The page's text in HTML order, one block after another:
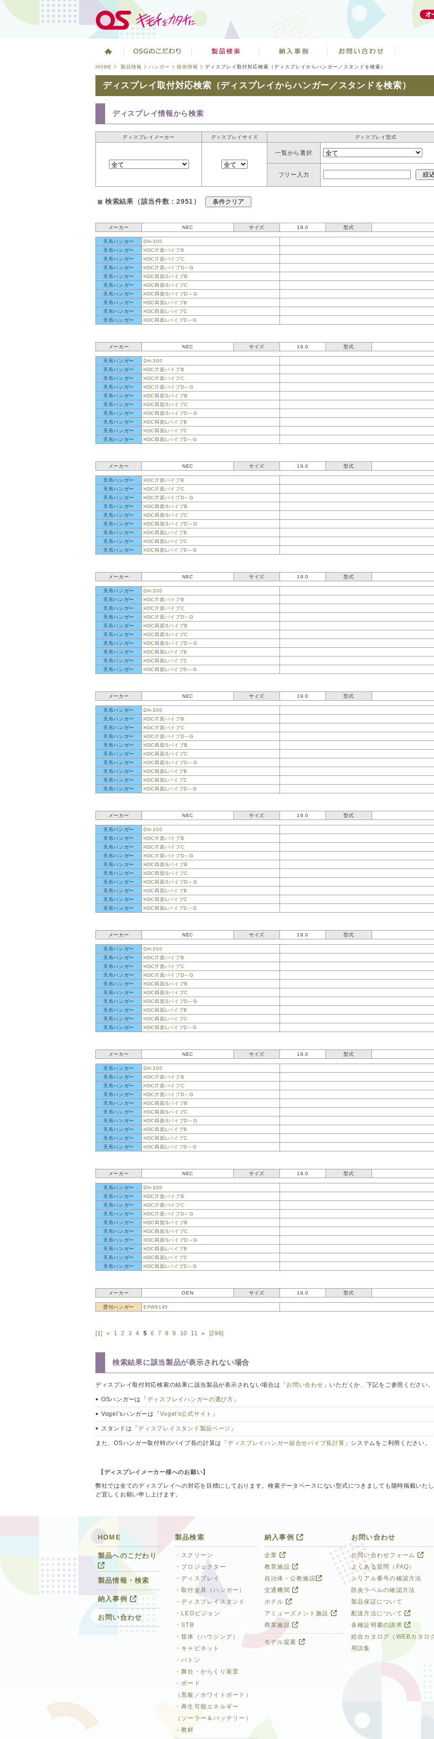
HOME 製品情報 ハンガー 技術情報 ディスプレイ取付対応検索（ディスプレイからハンガー／スタンドを検索）
ディスプレイ取付対応検索（ディスプレイからハンガー／スタンドを検索）
ディスプレイ情報から検索
ディスプレイメーカー ディスプレイサイズ ディスプレイ型式
一覧から選択
フリー入力
検索結果（該当件数：2951）
メーカー NEC サイズ 19.0 型式
天吊ハンガー
DH-300
天吊ハンガー
HDC片面パイプB
天吊ハンガー
HDC片面パイプC
天吊ハンガー
HDC片面パイプD～G
天吊ハンガー
HDC両面SパイプB
天吊ハンガー
HDC両面SパイプC
天吊ハンガー
HDC両面SパイプD～G
天吊ハンガー
HDC両面LパイプB
天吊ハンガー
HDC両面LパイプC
天吊ハンガー
HDC両面LパイプD～G
メーカー NEC サイズ 19.0 型式
天吊ハンガー
DH-300
天吊ハンガー
HDC片面パイプB
天吊ハンガー
HDC片面パイプC
天吊ハンガー
HDC片面パイプD～G
天吊ハンガー
HDC両面SパイプB
天吊ハンガー
HDC両面SパイプC
天吊ハンガー
HDC両面SパイプD～G
天吊ハンガー
HDC両面LパイプB
天吊ハンガー
HDC両面LパイプC
天吊ハンガー
HDC両面LパイプD～G
メーカー NEC サイズ 19.0 型式
天吊ハンガー
HDC片面パイプB
天吊ハンガー
HDC片面パイプC
天吊ハンガー
HDC片面パイプD～G
天吊ハンガー
HDC両面SパイプB
天吊ハンガー
HDC両面SパイプC
天吊ハンガー
HDC両面SパイプD～G
天吊ハンガー
HDC両面LパイプB
天吊ハンガー
HDC両面LパイプC
天吊ハンガー
HDC両面LパイプD～G
メーカー NEC サイズ 19.0 型式
天吊ハンガー
DH-300
天吊ハンガー
HDC片面パイプB
天吊ハンガー
HDC片面パイプC
天吊ハンガー
HDC片面パイプD～G
天吊ハンガー
HDC両面SパイプB
天吊ハンガー
HDC両面SパイプC
天吊ハンガー
HDC両面SパイプD～G
天吊ハンガー
HDC両面LパイプB
天吊ハンガー
HDC両面LパイプC
天吊ハンガー
HDC両面LパイプD～G
メーカー NEC サイズ 19.0 型式
天吊ハンガー
DH-300
天吊ハンガー
HDC片面パイプB
天吊ハンガー
HDC片面パイプC
天吊ハンガー
HDC片面パイプD～G
天吊ハンガー
HDC両面SパイプB
天吊ハンガー
HDC両面SパイプC
天吊ハンガー
HDC両面SパイプD～G
天吊ハンガー
HDC両面LパイプB
天吊ハンガー
HDC両面LパイプC
天吊ハンガー
HDC両面LパイプD～G
メーカー NEC サイズ 19.0 型式
天吊ハンガー
DH-300
天吊ハンガー
HDC片面パイプB
天吊ハンガー
HDC片面パイプC
天吊ハンガー
HDC片面パイプD～G
天吊ハンガー
HDC両面SパイプB
天吊ハンガー
HDC両面SパイプC
天吊ハンガー
HDC両面SパイプD～G
天吊ハンガー
HDC両面LパイプB
天吊ハンガー
HDC両面LパイプC
天吊ハンガー
HDC両面LパイプD～G
メーカー NEC サイズ 19.0 型式
天吊ハンガー
DH-300
天吊ハンガー
HDC片面パイプB
天吊ハンガー
HDC片面パイプC
天吊ハンガー
HDC片面パイプD～G
天吊ハンガー
HDC両面SパイプB
天吊ハンガー
HDC両面SパイプC
天吊ハンガー
HDC両面SパイプD～G
天吊ハンガー
HDC両面LパイプB
天吊ハンガー
HDC両面LパイプC
天吊ハンガー
HDC両面LパイプD～G
メーカー NEC サイズ 19.0 型式
天吊ハンガー
DH-300
天吊ハンガー
HDC片面パイプB
天吊ハンガー
HDC片面パイプC
天吊ハンガー
HDC片面パイプD～G
天吊ハンガー
HDC両面SパイプB
天吊ハンガー
HDC両面SパイプC
天吊ハンガー
HDC両面SパイプD～G
天吊ハンガー
HDC両面LパイプB
天吊ハンガー
HDC両面LパイプC
天吊ハンガー
HDC両面LパイプD～G
メーカー NEC サイズ 19.0 型式
天吊ハンガー
DH-300
天吊ハンガー
HDC片面パイプB
天吊ハンガー
HDC片面パイプC
天吊ハンガー
HDC片面パイプD～G
天吊ハンガー
HDC両面SパイプB
天吊ハンガー
HDC両面SパイプC
天吊ハンガー
HDC両面SパイプD～G
天吊ハンガー
HDC両面LパイプB
天吊ハンガー
HDC両面LパイプC
天吊ハンガー
HDC両面LパイプD～G
メーカー OEN サイズ 19.0 型式
壁付ハンガー EFW8145
[1] « 1 2 3 4 5 6 7 8 9 10 11 » [296]
検索結果に該当製品が表示されない場合
ディスプレイ取付対応検索の結果に該当製品が表示されない場合は「 お問い合わせ 」いただくか、下記をご参照ください。
OSハンガーは「 ディスプレイハンガーの選び方 」
Vogel’sハンガーは「Vogel's公式サイト 」
スタンドは「ディスプレイスタンド製品ページ 」
また、OSハンガー取付時のパイプ長の計算は「 ディスプレイハンガー組合せパイプ長計算 」システムをご利用ください。
【ディスプレイメーカー様へのお願い】
弊社では全てのディスプレイへの対応を目標にしております。検索データベースにない型式につきましても随時掲載いた
ど宜しくお願い申し上げます。
HOME
製品へのこだわり
製品情報・検索
納入事例
お問い合わせ
お問い合わせ
お問い合わせフォーム
よくある質問（FAQ）
シリアル番号の確認方法
防炎ラベルの確認方法
製品保証について
配送方法について
各種証明書の請求
総合カタログ（WEBカタロ
用語集
納入事例
企業
教育施設
自治体・公教施設
交通機関
ホテル
アミューズメント施設
商業施設
モデル提案
製品検索
・スクリーン
・プロジェクター
・ディスプレイ
・取付金具（ハンガー）
・ディスプレイスタンド
・LEDビジョン
・STB
・筐体（ハウジング）
・キャビネット
・バトン
・舞台・からくり装置
・ボード
（黒板／ホワイトボード）
・再生可能エネルギー
（ソーラー＆バッテリー）
・教材